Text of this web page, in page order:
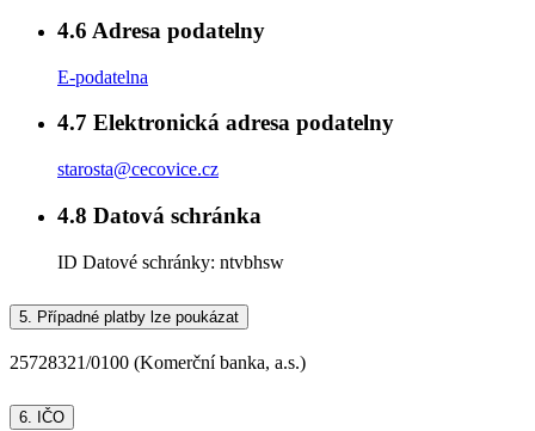
4.6 Adresa podatelny
E-podatelna
4.7 Elektronická adresa podatelny
starosta@cecovice.cz
4.8 Datová schránka
ID Datové schránky: ntvbhsw
5. Případné platby lze poukázat
25728321/0100 (Komerční banka, a.s.)
6. IČO